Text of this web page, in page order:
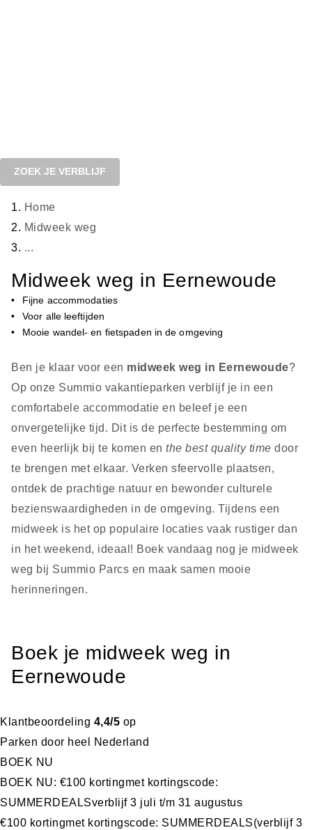
ZOEK JE VERBLIJF
Home
Midweek weg
...
Midweek weg in Eernewoude
Fijne accommodaties
Voor alle leeftijden
Mooie wandel- en fietspaden in de omgeving
Ben je klaar voor een midweek weg in Eernewoude?
Op onze Summio vakantieparken verblijf je in een
comfortabele accommodatie en beleef je een
onvergetelijke tijd. Dit is de perfecte bestemming om
even heerlijk bij te komen en the best quality time door
te brengen met elkaar. Verken sfeervolle plaatsen,
ontdek de prachtige natuur en bewonder culturele
bezienswaardigheden in de omgeving. Tijdens een
midweek is het op populaire locaties vaak rustiger dan
in het weekend, ideaal! Boek vandaag nog je midweek
weg bij Summio Parcs en maak samen mooie
herinneringen.
Boek je midweek weg in
Eernewoude
Klantbeoordeling 4,4/5 op
Parken door heel Nederland
BOEK NU
BOEK NU: €100 kortingmet kortingscode:
SUMMERDEALSverblijf 3 juli t/m 31 augustus
€100 kortingmet kortingscode: SUMMERDEALS(verblijf 3